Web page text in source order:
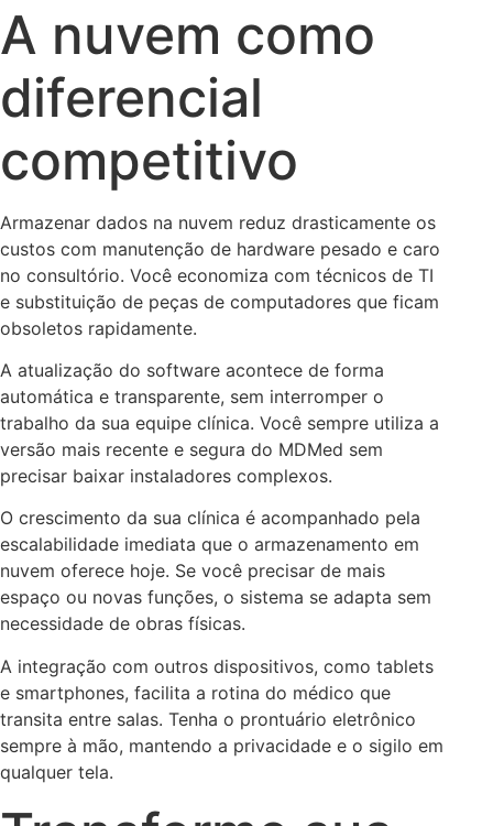
A nuvem como
diferencial
competitivo
Armazenar dados na nuvem reduz drasticamente os
custos com manutenção de hardware pesado e caro
no consultório. Você economiza com técnicos de TI
e substituição de peças de computadores que ficam
obsoletos rapidamente.
A atualização do software acontece de forma
automática e transparente, sem interromper o
trabalho da sua equipe clínica. Você sempre utiliza a
versão mais recente e segura do MDMed sem
precisar baixar instaladores complexos.
O crescimento da sua clínica é acompanhado pela
escalabilidade imediata que o armazenamento em
nuvem oferece hoje. Se você precisar de mais
espaço ou novas funções, o sistema se adapta sem
necessidade de obras físicas.
A integração com outros dispositivos, como tablets
e smartphones, facilita a rotina do médico que
transita entre salas. Tenha o prontuário eletrônico
sempre à mão, mantendo a privacidade e o sigilo em
qualquer tela.